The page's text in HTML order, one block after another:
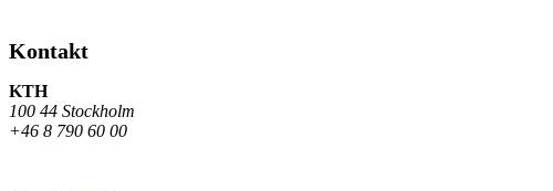
Kontakt
KTH
100 44 Stockholm
+46 8 790 60 00